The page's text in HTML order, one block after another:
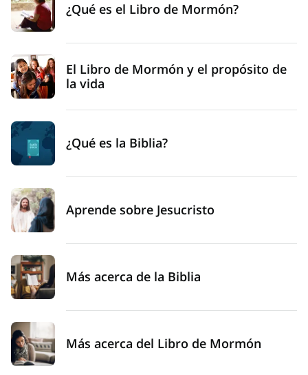
¿Qué es el Libro de Mormón?
El Libro de Mormón y el propósito de
la vida
¿Qué es la Biblia?
Aprende sobre Jesucristo
Más acerca de la Biblia
Más acerca del Libro de Mormón